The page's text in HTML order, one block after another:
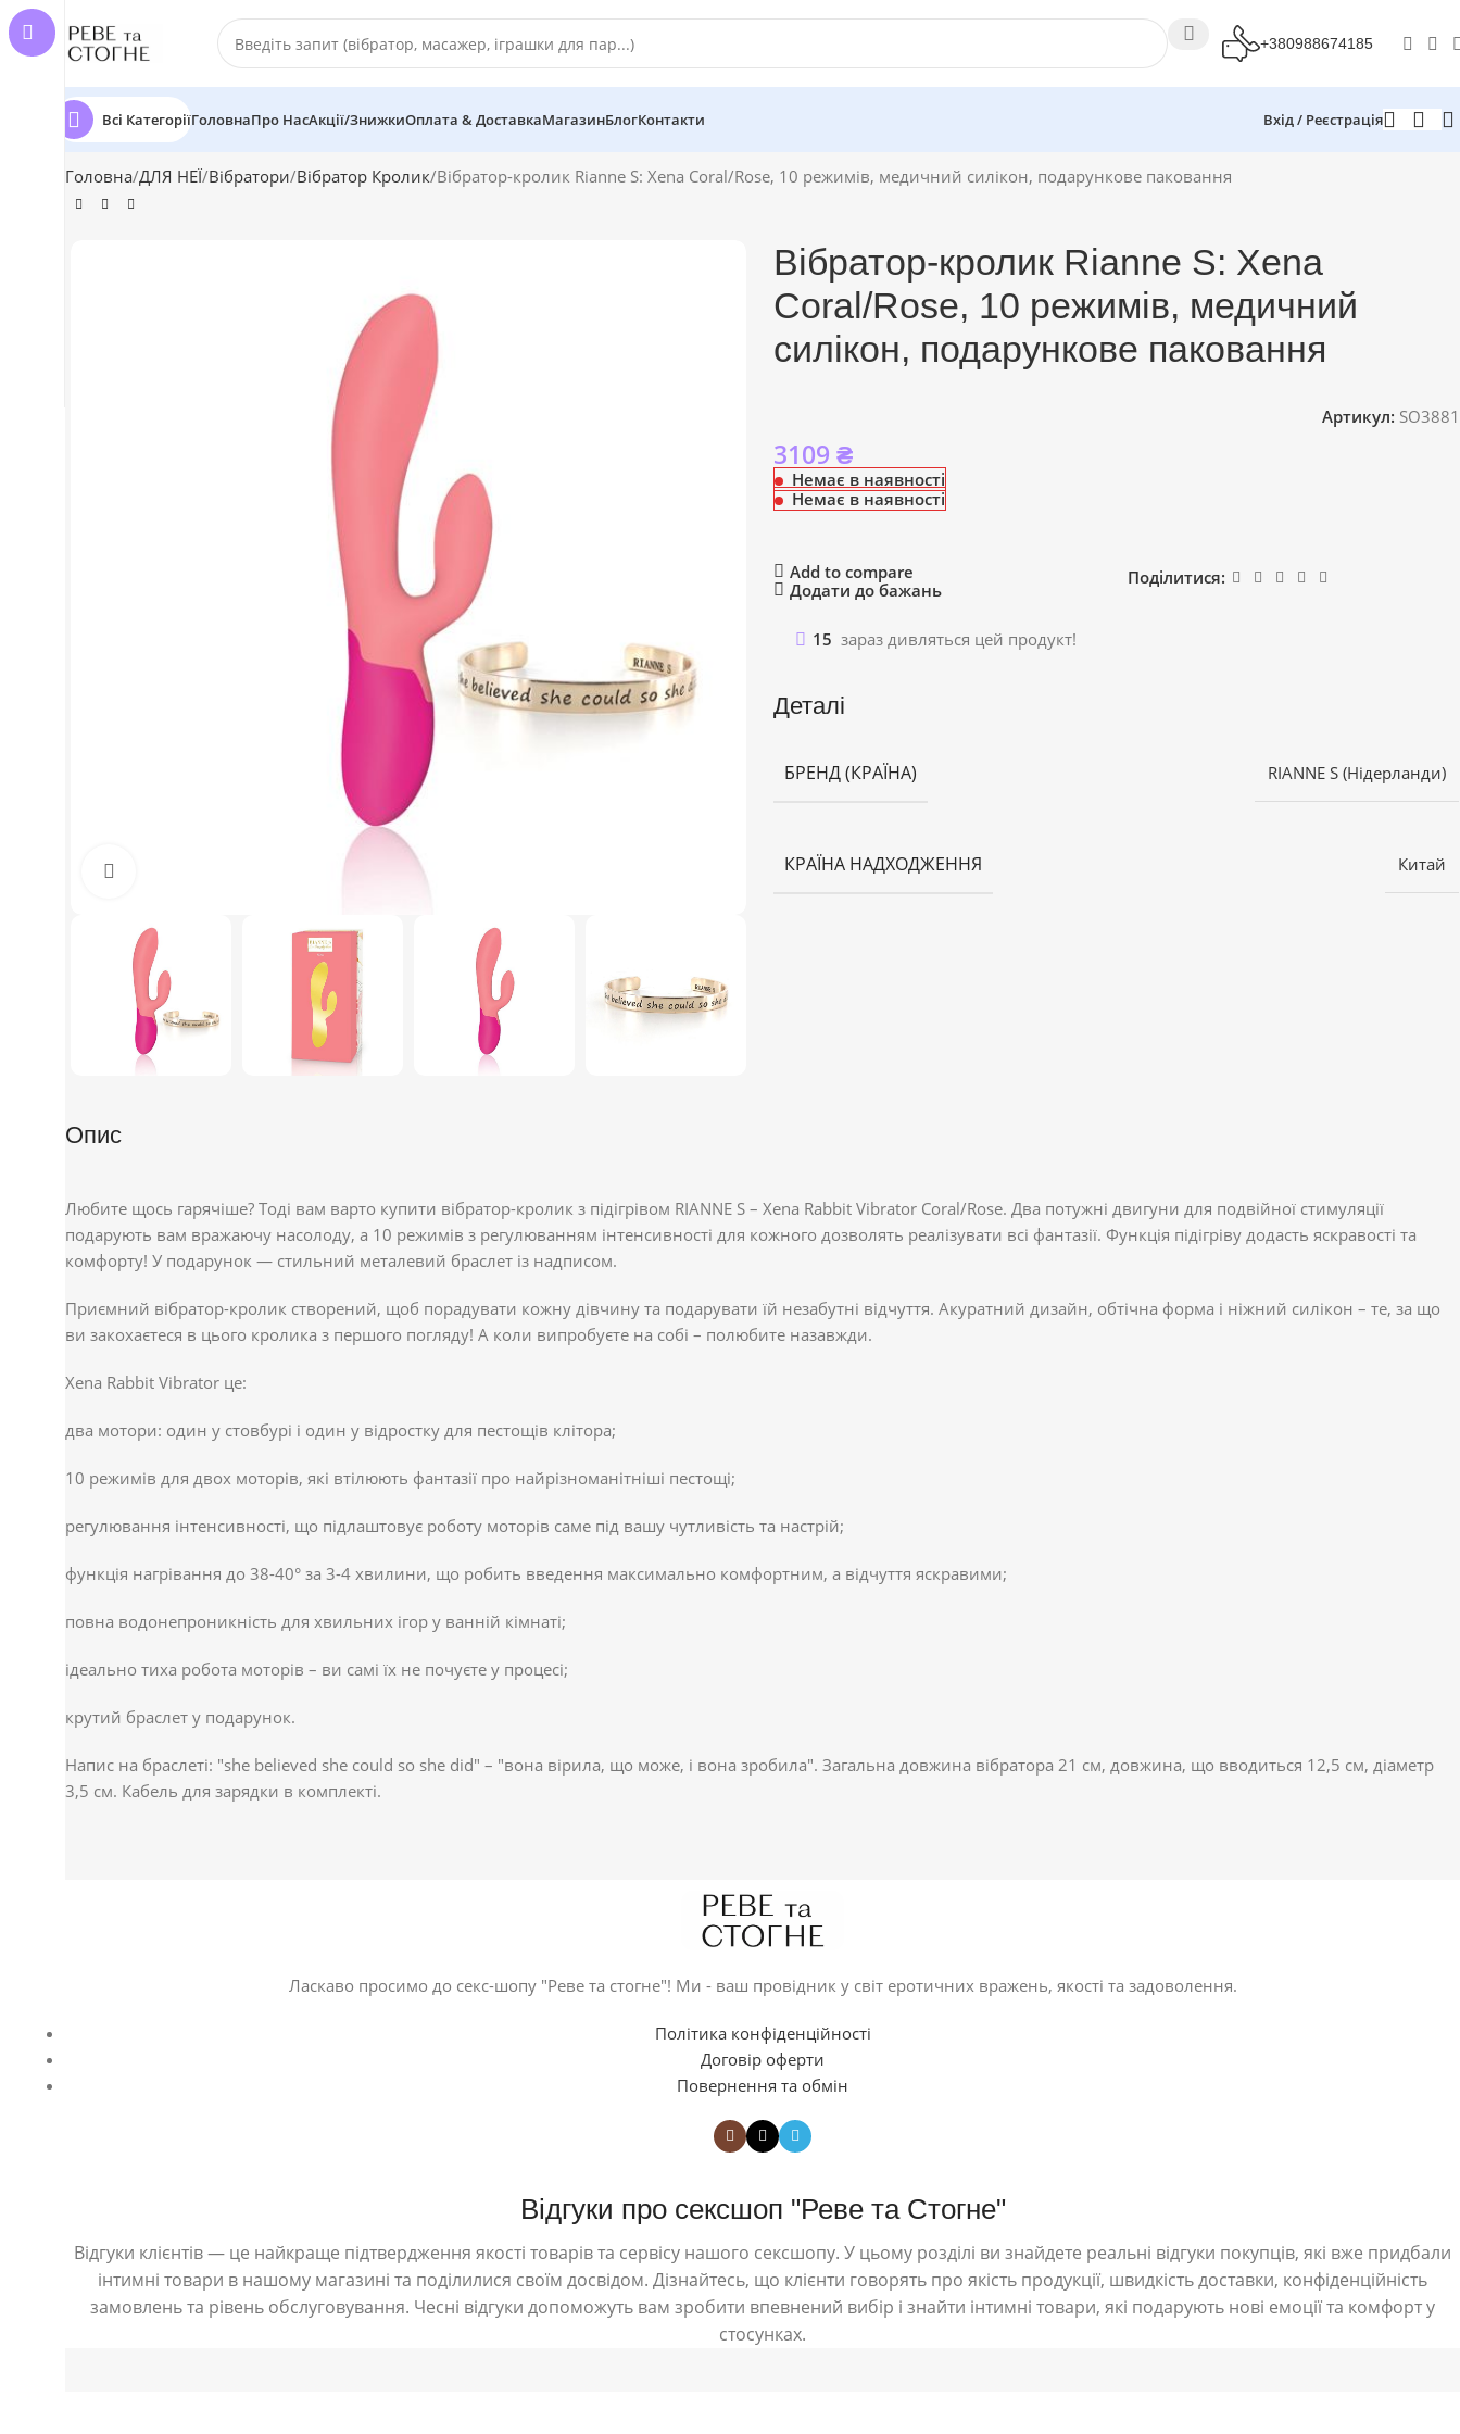
+380988674185
Всі КатегоріїГоловнаПро НасАкції/ЗнижкиОплата & ДоставкаМагазинБлогКонтакти Вхід / Реєстрація
Головна ДЛЯ НЕЇ Вібратори Вібратор Кролик Вібратор-кролик Rianne S: Xena Coral/Rose, 10 режимів, медичний силікон, подарункове паковання
Вібратор-кролик Rianne S: Xena
Coral/Rose, 10 режимів, медичний
силікон, подарункове паковання
Артикул: SO3881
3109 ₴
Немає в наявності
Немає в наявності
Add to compare
Додати до бажань
Поділитися:
15 зараз дивляться цей продукт!
Деталі
БРЕНД (КРАЇНА) RIANNE S (Нідерланди)
КРАЇНА НАДХОДЖЕННЯ Китай
Опис
Любите щось гарячіше? Тоді вам варто купити вібратор-кролик з підігрівом RIANNE S – Xena Rabbit Vibrator Coral/Rose. Два потужні двигуни для подвійної стимуляції
подарують вам вражаючу насолоду, а 10 режимів з регулюванням інтенсивності для кожного дозволять реалізувати всі фантазії. Функція підігріву додасть яскравості та
комфорту! У подарунок — стильний металевий браслет із надписом.
Приємний вібратор-кролик створений, щоб порадувати кожну дівчину та подарувати їй незабутні відчуття. Акуратний дизайн, обтічна форма і ніжний силікон – те, за що
ви закохаєтеся в цього кролика з першого погляду! А коли випробуєте на собі – полюбите назавжди.
Xena Rabbit Vibrator це:
два мотори: один у стовбурі і один у відростку для пестощів клітора;
10 режимів для двох моторів, які втілюють фантазії про найрізноманітніші пестощі;
регулювання інтенсивності, що підлаштовує роботу моторів саме під вашу чутливість та настрій;
функція нагрівання до 38-40° за 3-4 хвилини, що робить введення максимально комфортним, а відчуття яскравими;
повна водонепроникність для хвильних ігор у ванній кімнаті;
ідеально тиха робота моторів – ви самі їх не почуєте у процесі;
крутий браслет у подарунок.
Напис на браслеті: "she believed she could so she did" – "вона вірила, що може, і вона зробила". Загальна довжина вібратора 21 см, довжина, що вводиться 12,5 см, діаметр
3,5 см. Кабель для зарядки в комплекті.
Ласкаво просимо до секс-шопу "Реве та стогне"! Ми - ваш провідник у світ еротичних вражень, якості та задоволення.
Політика конфіденційності
Договір оферти
Повернення та обмін
Відгуки про сексшоп "Реве та Стогне"
Відгуки клієнтів — це найкраще підтвердження якості товарів та сервісу нашого сексшопу. У цьому розділі ви знайдете реальні відгуки покупців, які вже придбали
інтимні товари в нашому магазині та поділилися своїм досвідом. Дізнайтесь, що клієнти говорять про якість продукції, швидкість доставки, конфіденційність
замовлень та рівень обслуговування. Чесні відгуки допоможуть вам зробити впевнений вибір і знайти інтимні товари, які подарують нові емоції та комфорт у
стосунках.